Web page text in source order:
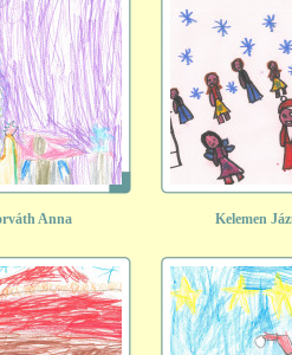
Anna Kelemen